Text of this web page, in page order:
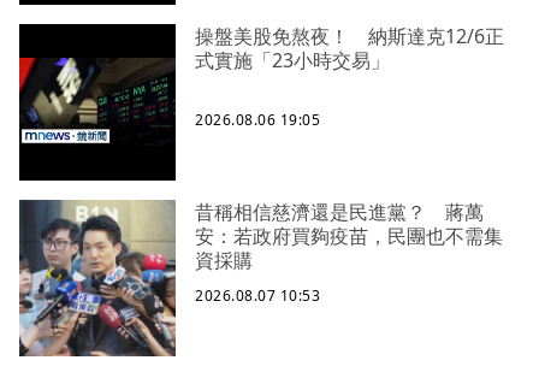
操盤美股免熬夜！ 納斯達克12/6正
式實施「23小時交易」
2026.08.06 19:05
昔稱相信慈濟還是民進黨？ 蔣萬
安：若政府買夠疫苗，民團也不需集
資採購
2026.08.07 10:53